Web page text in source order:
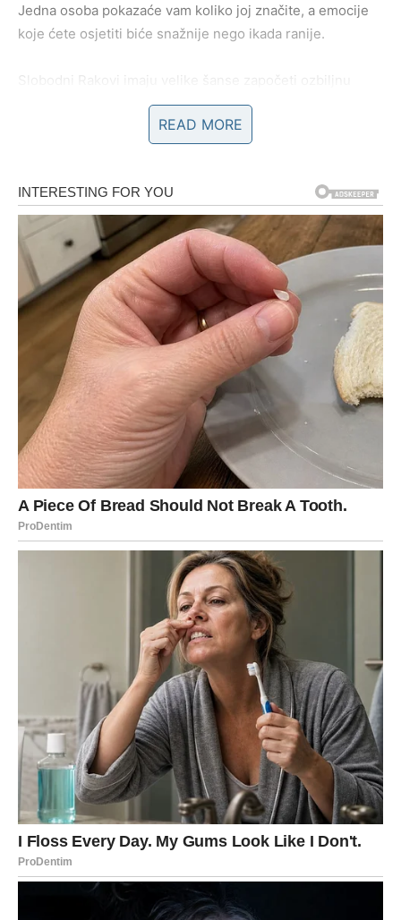
Jedna osoba pokazaće vam koliko joj značite, a emocije
koje ćete osjetiti biće snažnije nego ikada ranije.
Slobodni Rakovi imaju velike šanse započeti ozbiljnu
ljubavnu priču koja će im vratiti vjeru u srećan kraj.
Lavovima slijedi period pun romantike i pažnje. Osoba
koja vam se dopada mogla bi napraviti prvi korak, a vi
ćete shvatiti da između vas postoji mnogo više od obične
privlačnosti.
Ako ste zauzeti, partner će vas prijatno iznenaditi
zajedničkim planovima.
Djevica
Djevice će konačno spustiti emotivne zidove koje su
dugo gradile. Upravo tada u vaš život ulazi osoba koja će
vas osvojiti iskrenošću i toplinom.
Ako ste u vezi, odnos postaje stabilniji i ispunjen
međusobnim povjerenjem.
Vaga
Vage su među najvećim ljubavnim srećnicima narednog
perioda. Slobodne Vage upoznaće osobu koja će im
READ MORE